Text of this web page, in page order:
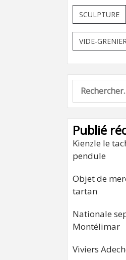
SCULPTURE
VIDE-
Rechercher :
Publié
Kienzle le
pendule
Objet de
tartan
Nationale
Montélimar
Viviers